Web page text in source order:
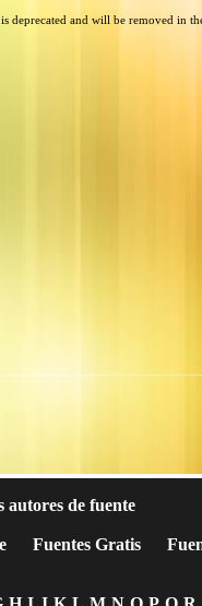
deprecated and will be removed in
autores de fuente
Fuentes Gratis